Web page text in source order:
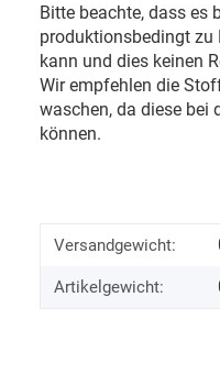
Bitte beachte, dass es
produktionsbedingt zu
kann und dies keinen
Wir empfehlen die
waschen, da diese bei
können.
Versandgewicht:
Artikelgewicht: